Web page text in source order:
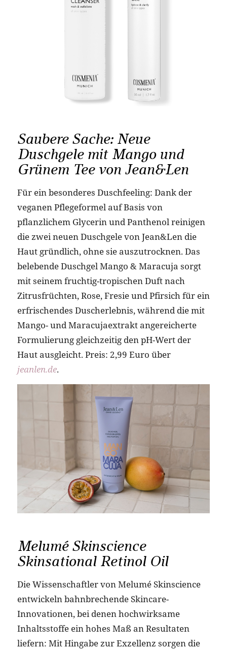
Saubere Sache: Neue
Duschgele mit Mango und
Grünem Tee von Jean&Len
Für ein besonderes Duschfeeling: Dank der
veganen Pflegeformel auf Basis von
pflanzlichem Glycerin und Panthenol reinigen
die zwei neuen Duschgele von Jean&Len die
Haut gründlich, ohne sie auszutrocknen. Das
belebende Duschgel Mango & Maracuja sorgt
mit seinem fruchtig-tropischen Duft nach
Zitrusfrüchten, Rose, Fresie und Pfirsich für ein
erfrischendes Duscherlebnis, während die mit
Mango- und Maracujaextrakt angereicherte
Formulierung gleichzeitig den pH-Wert der
Haut ausgleicht. Preis: 2,99 Euro über
jeanlen.de.
Melumé Skinscience
Skinsational Retinol Oil
Die Wissenschaftler von Melumé Skinscience
entwickeln bahnbrechende Skincare-
Innovationen, bei denen hochwirksame
Inhaltsstoffe ein hohes Maß an Resultaten
liefern: Mit Hingabe zur Exzellenz sorgen die